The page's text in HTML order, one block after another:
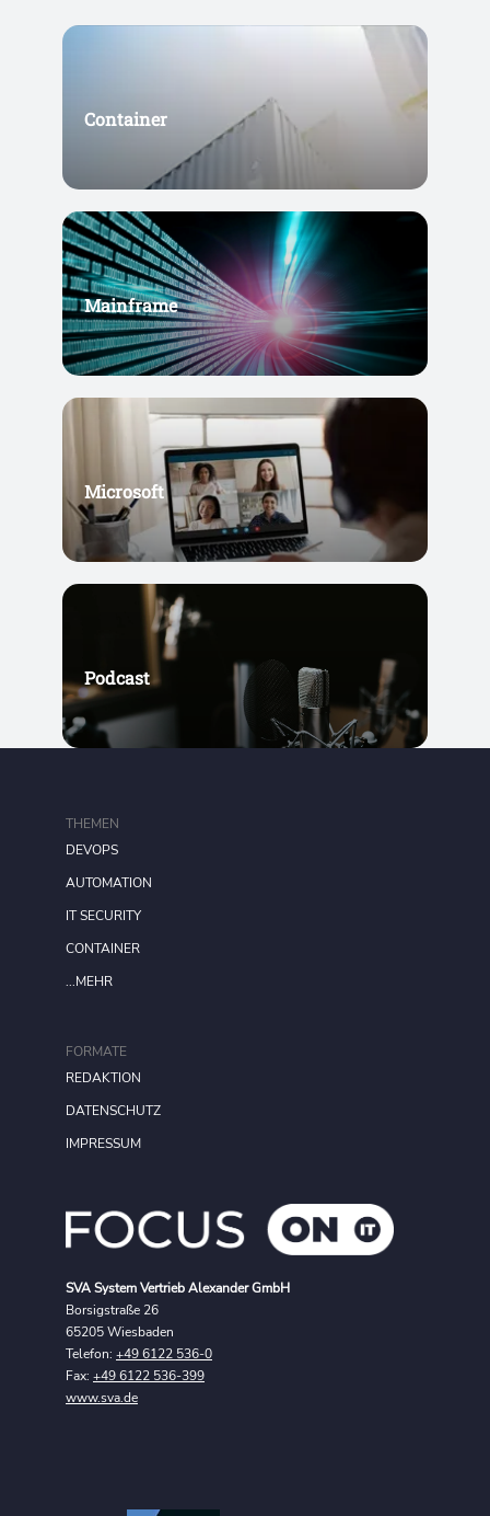
Container
Mainframe
Microsoft
Podcast
SVA System Vertrieb Alexander GmbH
Borsigstraße 26
65205 Wiesbaden
Telefon: +49 6122 536-0
Fax: +49 6122 536-399
www.sva.de
FORMATE
REDAKTION
DATENSCHUTZ
IMPRESSUM
THEMEN
DEVOPS
AUTOMATION
IT SECURITY
CONTAINER
...MEHR